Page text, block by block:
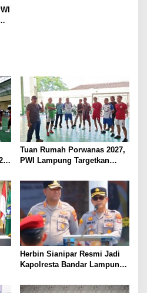
Tuan Rumah Porwanas 2027,
PWI Lampung Targetkan
Herbin Sianipar Resmi Jadi
Kapolresta Bandar Lampung,
Prioritas